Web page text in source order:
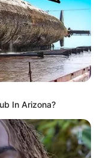
In Arizona?